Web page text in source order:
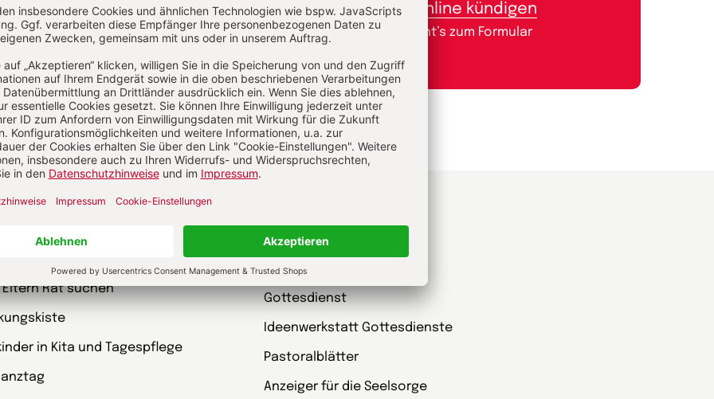
kundenservice@herder.de
Wir freuen uns über Ihre Nachricht.
Abo online kündigen
Hier geht’s zum Formular
heute Fachmagazin, Leitungsheft
Eltern Rat suchen
in Kita und Tagespflege
kunst und kirche
Gottesdienst
Ideenwerkstatt Gottesdienste
Pastoralblätter
Anzeiger für die Seelsorge